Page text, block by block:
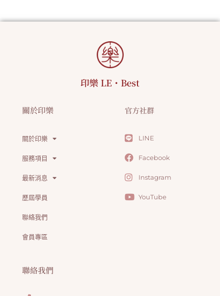
印樂 LE・Best
關於印樂
關於印樂
服務項目
最新消息
歷屆學員
聯絡我們
會員專區
官方社群
LINE
Facebook
Instagram
YouTube
聯絡我們